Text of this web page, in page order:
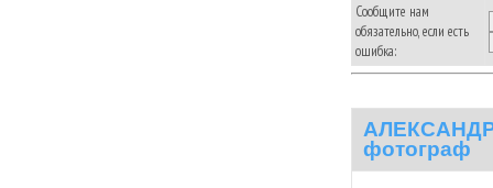
Сообщите нам
обязательно, если есть
ошибка:
фотограф